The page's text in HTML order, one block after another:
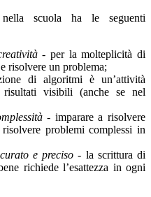
nella scuola ha le seguenti
- per la molteplicità di
risolvere un problema;
di algoritmi è un’attività
risultati visibili (anche se nel
- imparare a risolvere
problemi complessi in
e preciso - la scrittura di
richiede l’esattezza in ogni